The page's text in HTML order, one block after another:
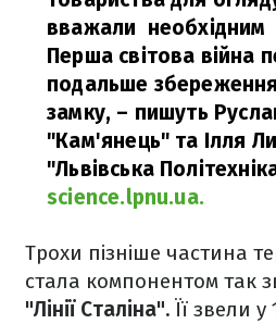
вважали необхідним
Перша світова війна
подальше
замку, – пишуть
"Кам'янець" та Ілля
"Львівська
science.lpnu.ua.
Трохи пізніше частина
стала компонентом так
"Лінії Сталіна". Її звели у